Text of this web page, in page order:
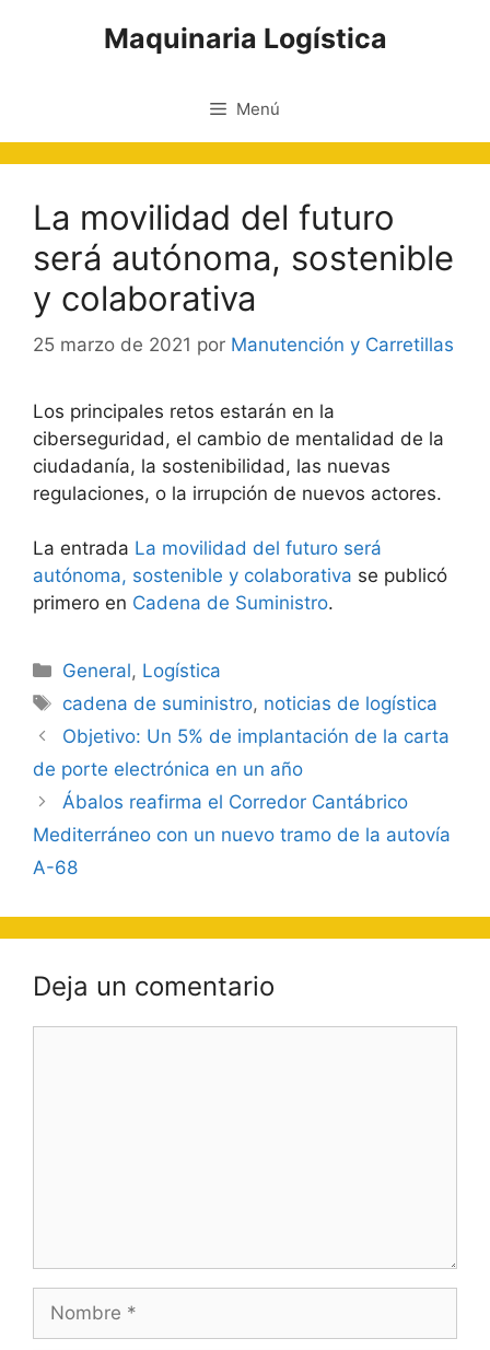
Maquinaria Logística
Menú
La movilidad del futuro
será autónoma, sostenible
y colaborativa
25 marzo de 2021 por Manutención y Carretillas
Los principales retos estarán en la
ciberseguridad, el cambio de mentalidad de la
ciudadanía, la sostenibilidad, las nuevas
regulaciones, o la irrupción de nuevos actores.
La entrada La movilidad del futuro será
autónoma, sostenible y colaborativa se publicó
primero en Cadena de Suministro.
Categorías
General, Logística
Etiquetas
cadena de suministro, noticias de logística
Navegación
de
entradas
Objetivo: Un 5% de implantación de la carta
de porte electrónica en un año
Ábalos reafirma el Corredor Cantábrico
Mediterráneo con un nuevo tramo de la autovía
A-68
Deja un comentario
Nombre